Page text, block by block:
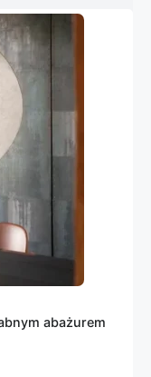
abażurem